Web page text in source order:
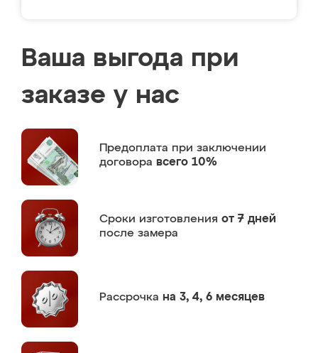
Ваша выгода при
заказе у нас
Предоплата при заключении
договора всего 10%
Сроки изготовления от 7 дней
после замера
Рассрочка на 3, 4, 6 месяцев